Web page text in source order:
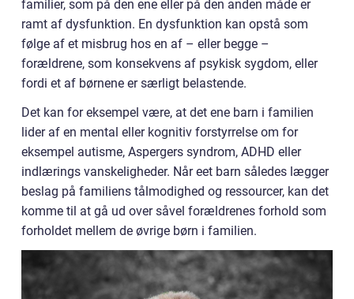
familier, som på den ene eller på den anden måde er
ramt af dysfunktion. En dysfunktion kan opstå som
følge af et misbrug hos en af – eller begge –
forældrene, som konsekvens af psykisk sygdom, eller
fordi et af børnene er særligt belastende.
Det kan for eksempel være, at det ene barn i familien
lider af en mental eller kognitiv forstyrrelse om for
eksempel autisme, Aspergers syndrom, ADHD eller
indlærings vanskeligheder. Når eet barn således lægger
beslag på familiens tålmodighed og ressourcer, kan det
komme til at gå ud over såvel forældrenes forhold som
forholdet mellem de øvrige børn i familien.